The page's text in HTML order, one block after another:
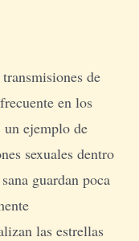
de
en los
un ejemplo de
sexuales dentro
guardan poca
las estrellas